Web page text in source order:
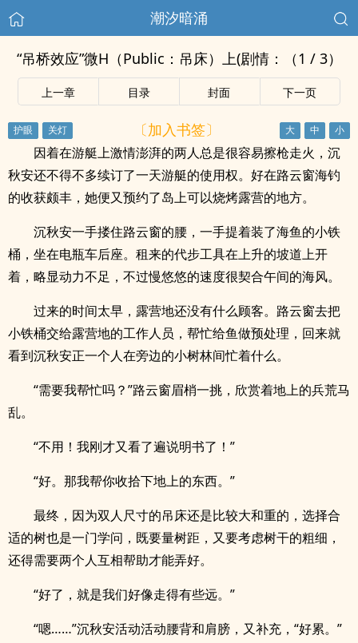
潮汐暗涌
“吊桥效应”微H（Public：吊床）上(剧情：（1 / 3）
上一章 目录 封面 下一页
〔加入书签〕
因着在游艇上激情澎湃的两人总是很容易擦枪走火，沉
秋安还不得不多续订了一天游艇的使用权。好在路云窗海钓
的收获颇丰，她便又预约了岛上可以烧烤露营的地方。
沉秋安一手搂住路云窗的腰，一手提着装了海鱼的小铁
桶，坐在电瓶车后座。租来的代步工具在上升的坡道上开
着，略显动力不足，不过慢悠悠的速度很契合午间的海风。
过来的时间太早，露营地还没有什么顾客。路云窗去把
小铁桶交给露营地的工作人员，帮忙给鱼做预处理，回来就
看到沉秋安正一个人在旁边的小树林间忙着什么。
“需要我帮忙吗？”路云窗眉梢一挑，欣赏着地上的兵荒马
乱。
“不用！我刚才又看了遍说明书了！”
“好。那我帮你收拾下地上的东西。”
最终，因为双人尺寸的吊床还是比较大和重的，选择合
适的树也是一门学问，既要量树距，又要考虑树干的粗细，
还得需要两个人互相帮助才能弄好。
“好了，就是我们好像走得有些远。”
“嗯……”沉秋安活动活动腰背和肩膀，又补充，“好累。”